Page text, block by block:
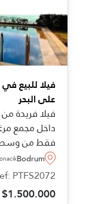
فيلا للبيع في
على البحر
فيلا فريدة
داخل مجمع
فقط من وسط
Bodrum
PTFS2072
$1.500.000